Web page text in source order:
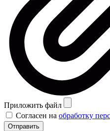
Приложить файл
Согласен на обработку
Отправить